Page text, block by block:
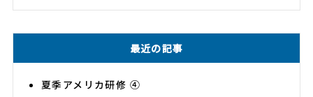
最近の記事
夏季アメリカ研修 ④